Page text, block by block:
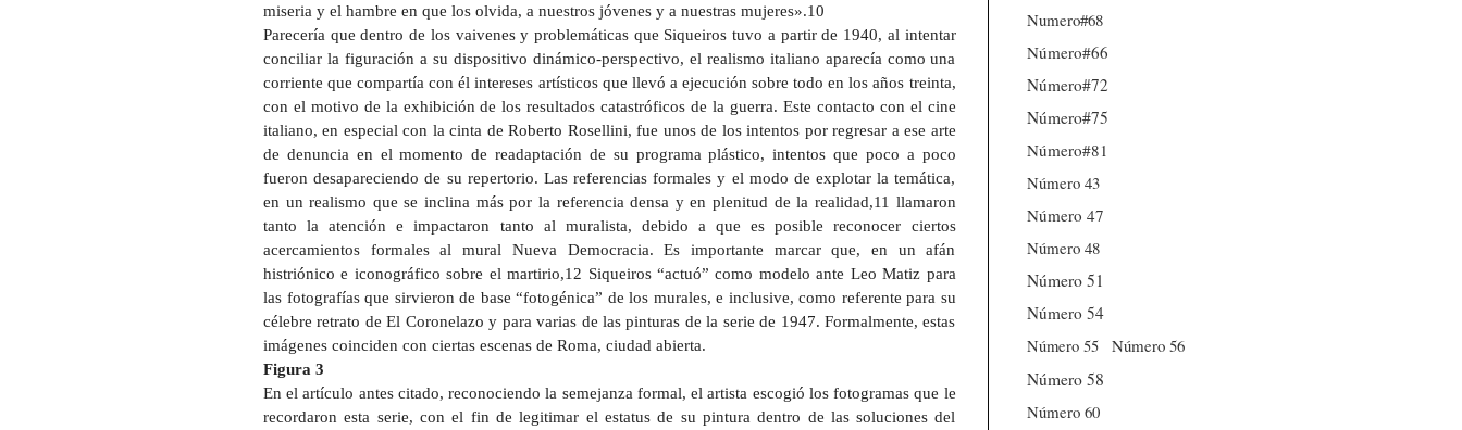
miseria y el hambre en que los olvida, a nuestros jóvenes y a nuestras mujeres».10
Parecería que dentro de los vaivenes y problemáticas que Siqueiros tuvo a partir de 1940, al intentar
conciliar la figuración a su dispositivo dinámico-perspectivo, el realismo italiano aparecía como una
corriente que compartía con él intereses artísticos que llevó a ejecución sobre todo en los años treinta,
con el motivo de la exhibición de los resultados catastróficos de la guerra. Este contacto con el cine
italiano, en especial con la cinta de Roberto Rosellini, fue unos de los intentos por regresar a ese arte
de denuncia en el momento de readaptación de su programa plástico, intentos que poco a poco
fueron desapareciendo de su repertorio. Las referencias formales y el modo de explotar la temática,
en un realismo que se inclina más por la referencia densa y en plenitud de la realidad,11 llamaron
tanto la atención e impactaron tanto al muralista, debido a que es posible reconocer ciertos
acercamientos formales al mural Nueva Democracia. Es importante marcar que, en un afán
histriónico e iconográfico sobre el martirio,12 Siqueiros “actuó” como modelo ante Leo Matiz para
las fotografías que sirvieron de base “fotogénica” de los murales, e inclusive, como referente para su
célebre retrato de El Coronelazo y para varias de las pinturas de la serie de 1947. Formalmente, estas
imágenes coinciden con ciertas escenas de Roma, ciudad abierta.
Figura 3
En el artículo antes citado, reconociendo la semejanza formal, el artista escogió los fotogramas que le
recordaron esta serie, con el fin de legitimar el estatus de su pintura dentro de las soluciones del
Numero#68
Número#66
Número#72
Número#75
Número#81
Número 43
Número 47
Número 48
Número 51
Número 54
Número 55
Número 56
Número 58
Número 60